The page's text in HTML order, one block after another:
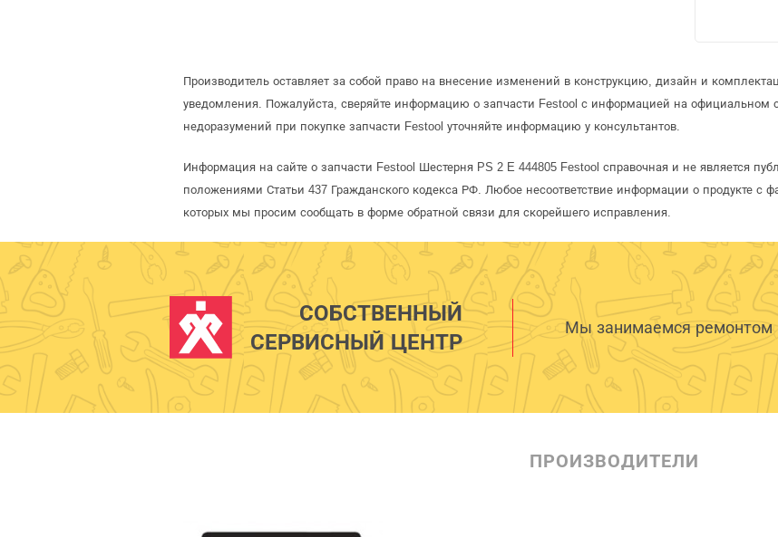
Производитель оставляет за собой право на внесение изменений в конструкцию, дизайн и
уведомления. Пожалуйста, сверяйте информацию о запчасти Festool с информацией на официальном
недоразумений при покупке запчасти Festool уточняйте информацию у консультантов.
Информация на сайте о запчасти Festool Шестерня PS 2 E 444805 Festool справочная и не является
положениями Статьи 437 Гражданского кодекса РФ. Любое несоответствие информации о продукте с
которых мы просим сообщать в форме обратной связи для скорейшего исправления.
СОБСТВЕННЫЙ
СЕРВИСНЫЙ ЦЕНТР
Мы занимаемся ремонтом
ПРОИЗВОДИТЕЛИ